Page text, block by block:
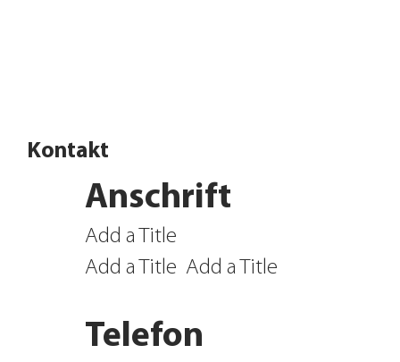
Kontakt
Telefon
Add a Title
Add a Title
Add a Title
Anschrift